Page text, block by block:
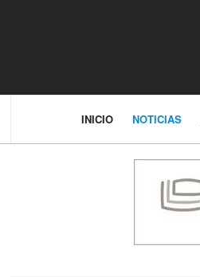
INICIO NOTICIAS